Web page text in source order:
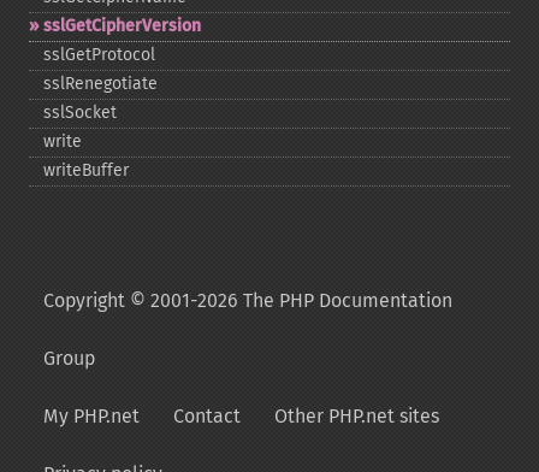
sslGetCipherVersion
sslGetProtocol
sslRenegotiate
sslSocket
write
writeBuffer
Copyright © 2001-2026 The PHP Documentation
Group
My PHP.net Contact Other PHP.net sites